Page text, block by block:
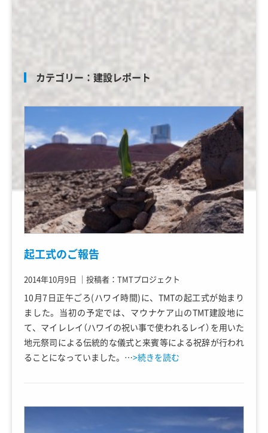
カテゴリー： 建設レポート
起工式のご報告
2014年10月9日 ｜ 投稿者：TMTプロジェクト
10月7日正午ごろ(ハワイ時間)に、TMTの起工式が始まり
ました。当初の予定では、マウナケア山のTMT建設地に
て、マイレレイ（ハワイの祝い事で使われるレイ）を用いた
地元祭司による伝統的な儀式と来賓等による祝辞が行われ
ることになっていました。…>続きを読む